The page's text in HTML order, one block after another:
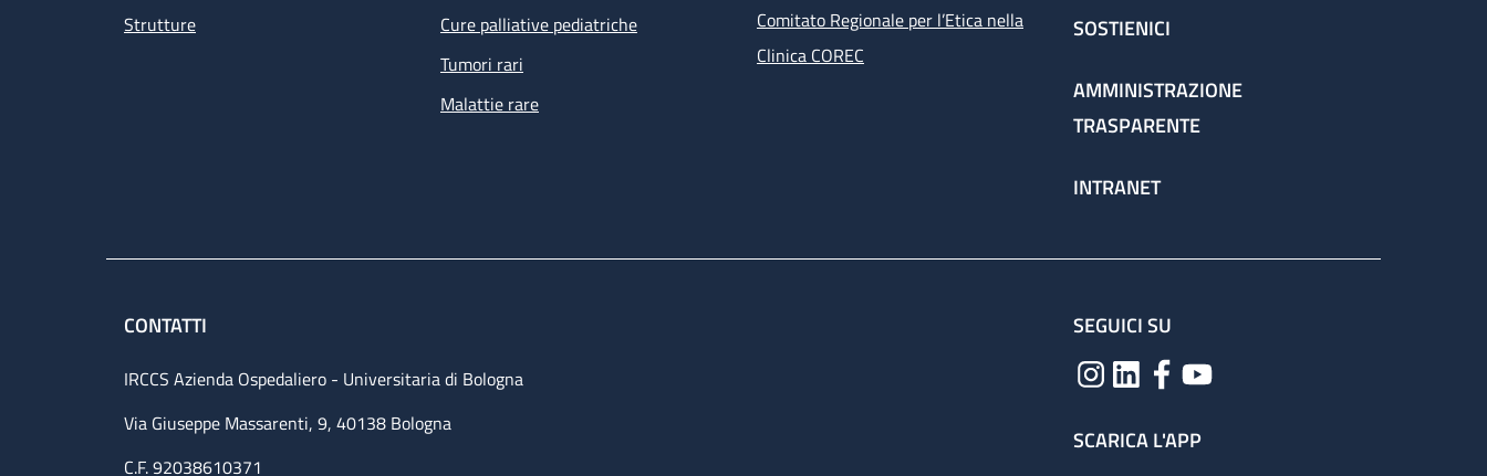
Strutture
Cure palliative pediatriche
Tumori rari
Malattie rare
Comitato Regionale per l’Etica nella
Clinica COREC
SOSTIENICI
AMMINISTRAZIONE
TRASPARENTE
INTRANET
CONTATTI
IRCCS Azienda Ospedaliero - Universitaria di Bologna
Via Giuseppe Massarenti, 9, 40138 Bologna
C.F. 92038610371
SEGUICI SU
SCARICA L'APP